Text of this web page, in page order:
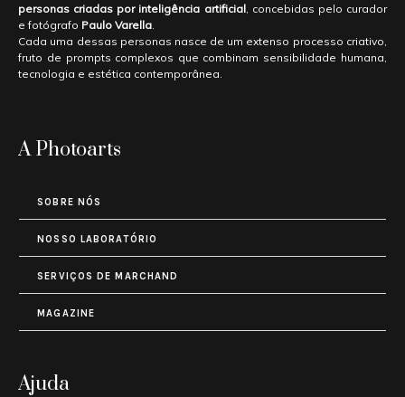
personas criadas por inteligência artificial, concebidas pelo curador
e fotógrafo Paulo Varella
Cada uma dessas personas nasce de um extenso processo criativo,
fruto de prompts complexos que combinam sensibilidade humana,
tecnologia e estética contemporânea.
A Photoarts
SOBRE NÓS
NOSSO LABORATÓRIO
SERVIÇOS DE MARCHAND
MAGAZINE
Ajuda